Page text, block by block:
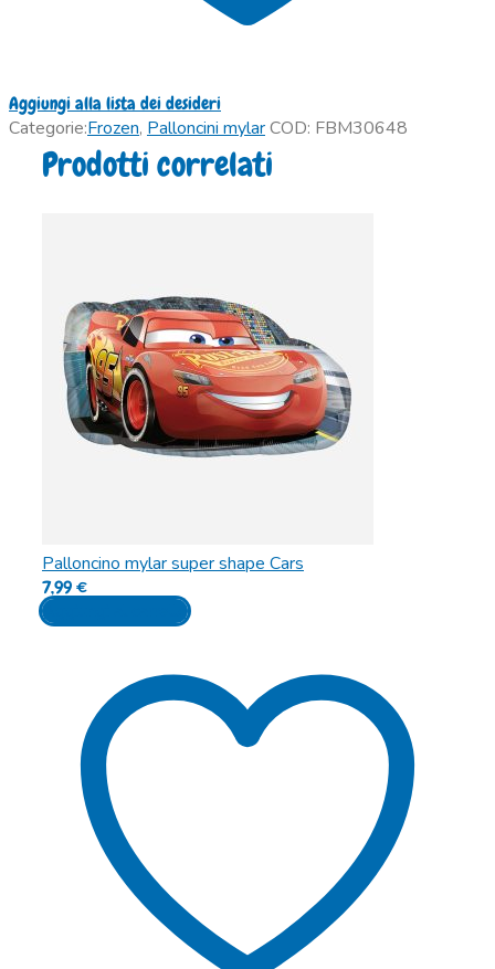
Aggiungi alla lista dei desideri
Categorie:Frozen, Palloncini mylarCOD: FBM30648
Prodotti correlati
Palloncino mylar super shape Cars
7,99€
Aggiungi al carrello